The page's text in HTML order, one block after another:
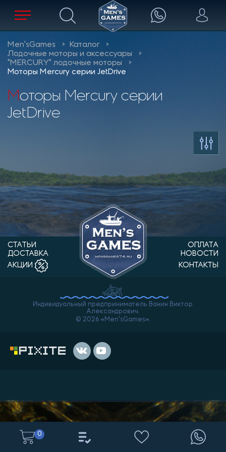
Men'sGames
Каталог
Лодочные моторы и аксессуары
"MERCURY" лодочные моторы
Моторы Mercury серии JetDrive
Моторы Mercury серии
JetDrive
СТАТЬИ
ОПЛАТА
ДОСТАВКА
НОВОСТИ
АКЦИИ
КОНТАКТЫ
Индивидуальный предприниматель Ванин Виктор
Александрович.
© 2026 «Men'sGames».
0